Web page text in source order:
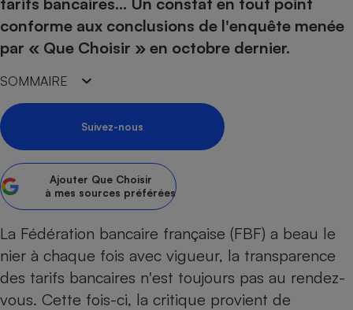
conforme aux conclusions de l'enquête menée
par « Que Choisir » en octobre dernier.
SOMMAIRE
Suivez-nous
Ajouter Que Choisir
à mes sources préférées
La Fédération bancaire française (FBF) a beau le
nier à chaque fois avec vigueur, la transparence
des tarifs bancaires n'est toujours pas au rendez-
vous. Cette fois-ci, la critique provient de
Sécurité - Hygiène
Assurance
Banque - Crédit
Mutuelle
Circulation routière
Contrôle technique -
Comparateur auto
Supermarché - Drive
Comparatif plaque à
Comparatif hotte
Comparatif cafetière
Comparatif robot cuiseur
Comparatif centrale
Comparatif barre de son
Comparatif imprimante
Image et son
Informatique
Crédit immobilier
Comparatif poêle à
Comparatif radiateur
Bricolage - Jardinage
Chauffage
Produit d'entretien
Sécurité domestique
Retraite
Choisir son fioul
Choisir son pellet
Comparateur assurance emprunteur
Energie Moins Chère Ensemble
Tous les comparateurs
Toutes les cartes interactives
Speedtest - Testez le débit de votre
connexion Internet